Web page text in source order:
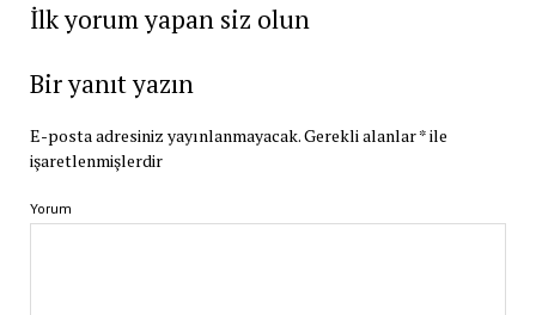
İlk yorum yapan siz olun
Bir yanıt yazın
E-posta adresiniz yayınlanmayacak.Gerekli alanlar*ile
işaretlenmişlerdir
Yorum